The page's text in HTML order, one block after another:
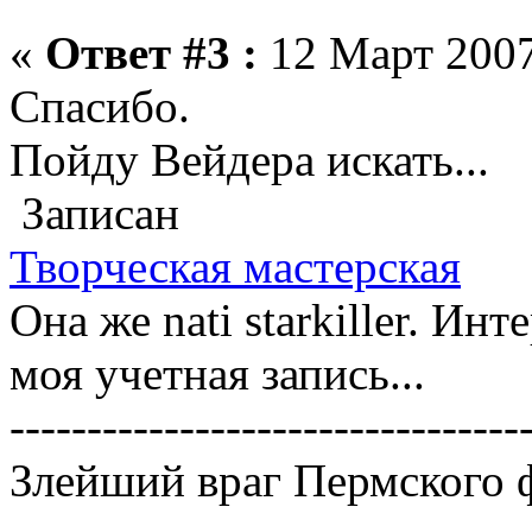
« Ответ #3 : 12 Март
Спасибо.
Пойду Вейдера искать...
Записан
Творческая мастерская
Она же nati starkiller.
моя учетная запись...
Злейший враг Пермского